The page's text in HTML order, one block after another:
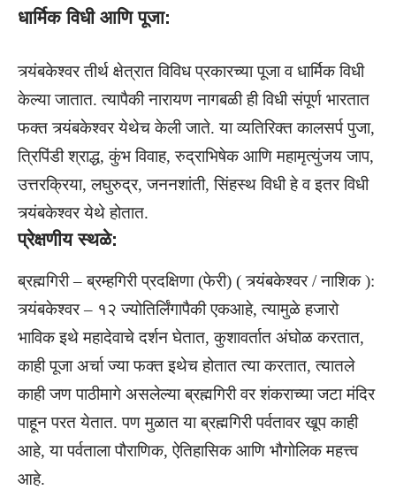
धार्मिक विधी आणि पूजा:
त्र्यंबकेश्वर तीर्थ क्षेत्रात विविध प्रकारच्या पूजा व धार्मिक विधी
केल्या जातात. त्यापैकी नारायण नागबळी ही विधी संपूर्ण भारतात
फक्त त्र्यंबकेश्वर येथेच केली जाते. या व्यतिरिक्त कालसर्प पुजा,
त्रिपिंडी श्राद्ध, कुंभ विवाह, रुद्राभिषेक आणि महामृत्युंजय जाप,
उत्तरक्रिया, लघुरुद्र, जननशांती, सिंहस्थ विधी हे व इतर विधी
त्र्यंबकेश्वर येथे होतात.
प्रेक्षणीय स्थळे:
ब्रह्मगिरी – ब्रम्हगिरी प्रदक्षिणा (फेरी) ( त्र्यंबकेश्वर / नाशिक ):
त्र्यंबकेश्वर – १२ ज्योतिर्लिंगापैकी एकआहे, त्यामुळे हजारो
भाविक इथे महादेवाचे दर्शन घेतात, कुशावर्तात अंघोळ करतात,
काही पूजा अर्चा ज्या फक्त इथेच होतात त्या करतात, त्यातले
काही जण पाठीमागे असलेल्या ब्रह्मगिरी वर शंकराच्या जटा मंदिर
पाहून परत येतात. पण मुळात या ब्रह्मगिरी पर्वतावर खूप काही
आहे, या पर्वताला पौराणिक, ऐतिहासिक आणि भौगोलिक महत्त्व
आहे.